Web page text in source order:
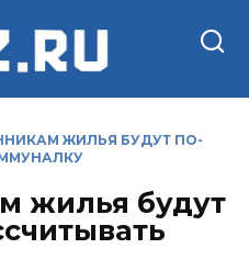
ЖИЛЬЯ БУДУТ ПО-
жилья будут